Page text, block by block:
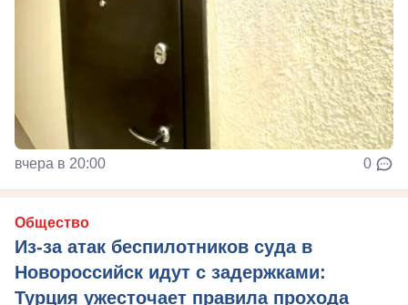
вчера в 20:00 0
Общество
Из‑за атак беспилотников суда в
Новороссийск идут с задержками:
Турция ужесточает правила прохода